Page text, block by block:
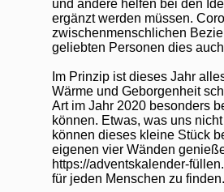
und andere helfen bei den
ergänzt werden müssen.
zwischenmenschlichen
geliebten Personen dies
Im Prinzip ist dieses Jahr
Wärme und Geborgenheit
Art im Jahr 2020 besonders
können. Etwas, was uns
können dieses kleine Stück
eigenen vier Wänden
https://adventskalender-
für jeden Menschen zu finden.